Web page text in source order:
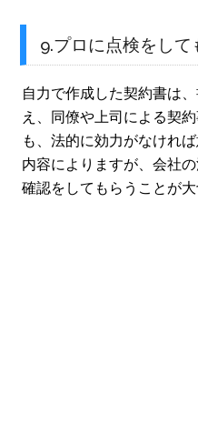
9.プロに点検をして
自力で作成した契約書は
え、同僚や上司による契
も、法的に効力がなけれ
内容によりますが、会社
確認をしてもらうことが大